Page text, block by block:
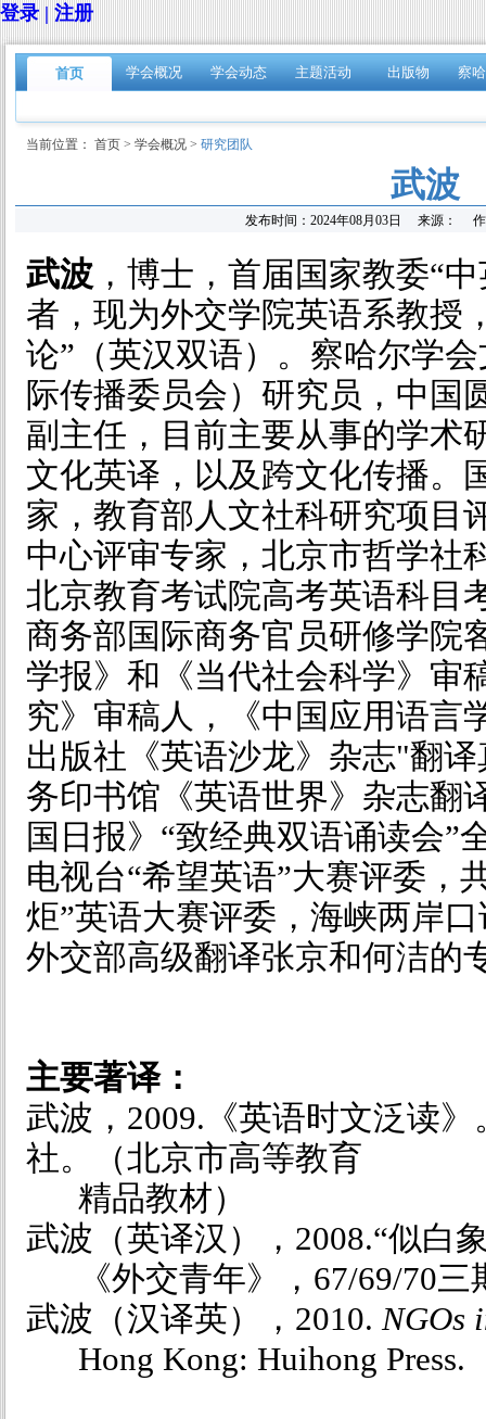
登录 | 注册
首页 学会概况 学会动态 主题活动 出版物 察
当前位置： 首页 > 学会概况 > 研究团队
武波
发布时间： 2024年08月03日 来源： 作
武波 ，博士，首届国家教委“
者，现为外交学院英语系教授
论”（英汉双语）。察哈尔学
际传播委员会）研究员，中国
副主任，目前主要从事的学术
文化英译，以及跨文化传播。
家，教育部人文社科研究项目
中心评审专家，北京市哲学社
北京教育考试院高考英语科目
商务部国际商务官员研修学院
学报》和《当代社会科学》审
究》审稿人，《中国应用语言
出版社《英语沙龙》杂志"翻
务印书馆《英语世界》杂志翻
国日报》“致经典双语诵读会”
电视台“希望英语”大赛评委，
炬”英语大赛评委，海峡两岸
外交部高级翻译张京和何洁的
主要著译：
武波，2009.《英语时文泛读
社。（北京市高等教育
精品教材）
武波（英译汉），2008.“似白
《外交青年》，67/69/70三
武波（汉译英），2010.NGOs
Hong Kong: Huihong Press.